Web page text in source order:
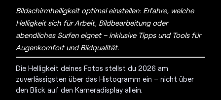
Bildschirmhelligkeit optimal einstellen: Erfahre, welche
Helligkeit sich für Arbeit, Bildbearbeitung oder
abendliches Surfen eignet – inklusive Tipps und Tools für
Augenkomfort und Bildqualität.
Die Helligkeit deines Fotos stellst du 2026 am
zuverlässigsten über das Histogramm ein – nicht über
den Blick auf den Kameradisplay allein.